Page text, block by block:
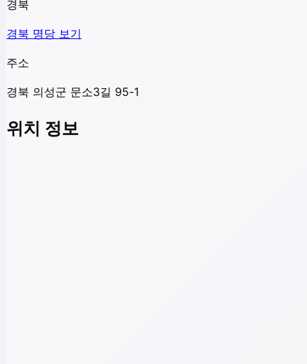
경북
경북 명당 보기
주소
경북 의성군 문소3길 95-1
위치 정보